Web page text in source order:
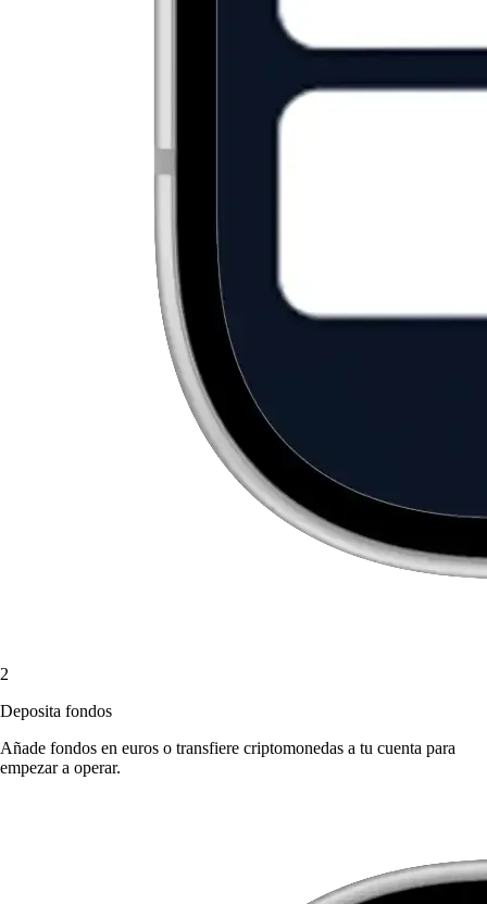
2
Deposita fondos
Añade fondos en euros o transfiere criptomonedas a tu cuenta para
empezar a operar.